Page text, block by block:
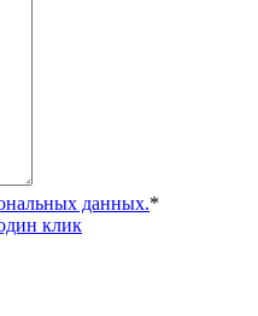
данных.*
клик